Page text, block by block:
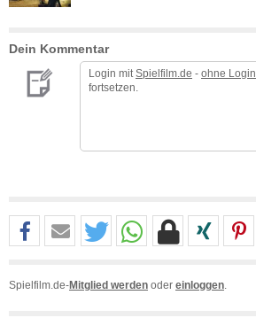
Dein Kommentar
Login mit Spielfilm.de - ohne Login
fortsetzen.
Spielfilm.de-Mitglied werden oder einloggen